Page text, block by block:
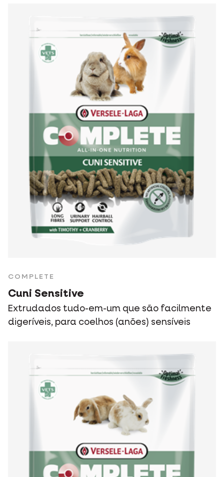
COMPLETE
Cuni Sensitive
Extrudados tudo-em-um que são facilmente
digeríveis, para coelhos (anões) sensíveis